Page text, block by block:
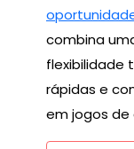
combina
flexibilidade
rápidas e
em jogos de